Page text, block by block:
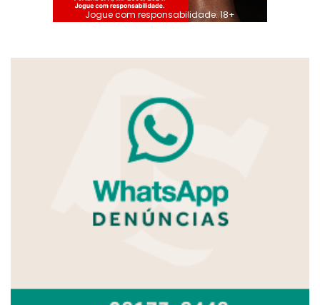
Jogue com responsabilidade. 18+